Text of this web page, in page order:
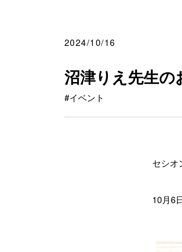
2024/10/16
沼津りえ先生の
#イベント
セシオ
10月6